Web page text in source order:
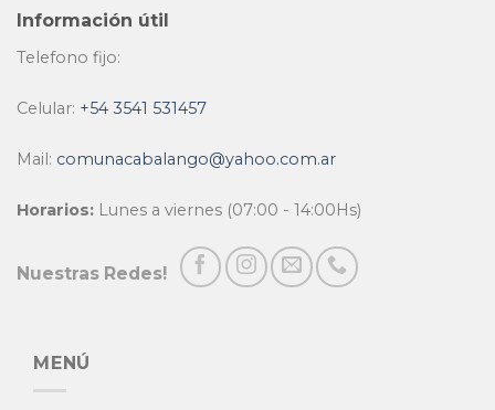
Información útil
Telefono fijo:
Celular: +54 3541 531457
Mail: comunacabalango@yahoo.com.ar
Horarios: Lunes a viernes (07:00 - 14:00Hs)
Nuestras Redes!
MENÚ